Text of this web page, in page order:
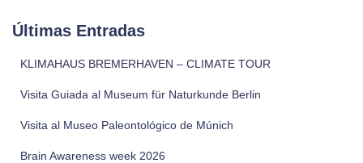
Últimas Entradas
KLIMAHAUS BREMERHAVEN – CLIMATE TOUR
Visita Guiada al Museum für Naturkunde Berlin
Visita al Museo Paleontológico de Múnich
Brain Awareness week 2026